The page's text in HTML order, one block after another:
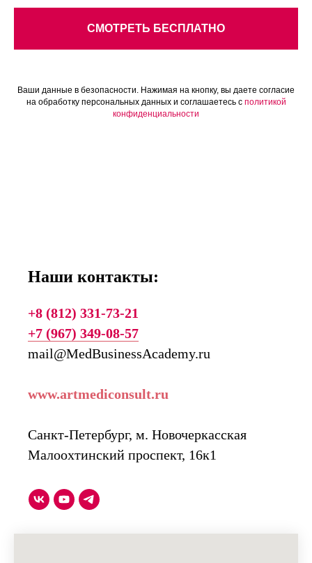
СМОТРЕТЬ БЕСПЛАТНО
Ваши данные в безопасности. Нажимая на кнопку, вы даете согласие
на обработку персональных данных и соглашаетесь c политикой
конфиденциальности
Наши контакты:
+8 (812) 331-73-21
+7 (967) 349-08-57
mail@MedBusinessAcademy.ru
www.artmediconsult.ru
Санкт-Петербург, м. Новочеркасская
Малоохтинский проспект, 16к1